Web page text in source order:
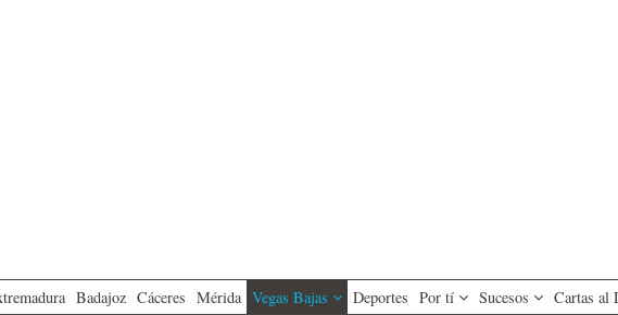
Badajoz Cáceres Mérida Vegas Bajas Deportes Por tí Sucesos Cartas al